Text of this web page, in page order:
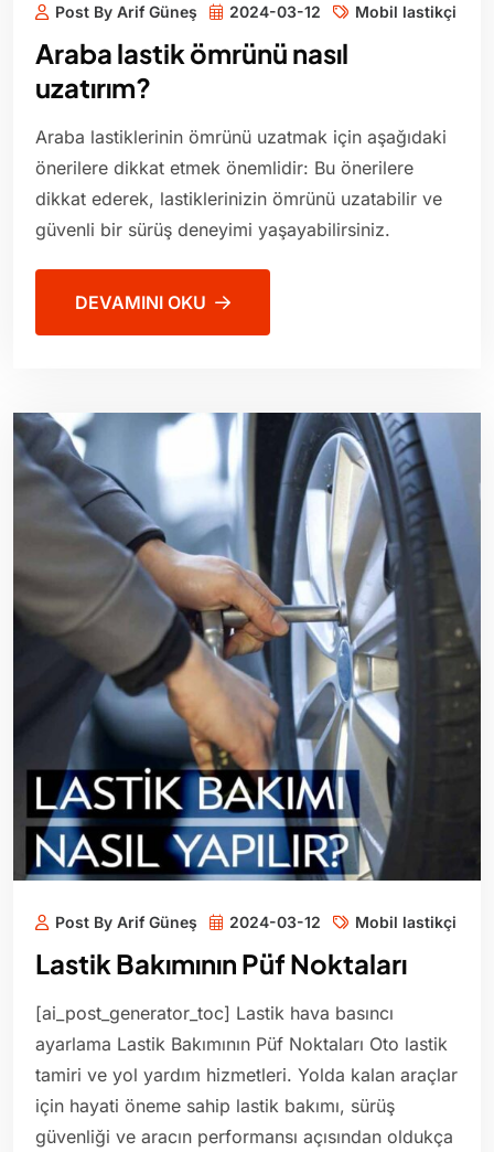
Post By Arif Güneş 2024-03-12 Mobil lastikçi
Araba lastik ömrünü nasıl
uzatırım?
Araba lastiklerinin ömrünü uzatmak için aşağıdaki
önerilere dikkat etmek önemlidir: Bu önerilere
dikkat ederek, lastiklerinizin ömrünü uzatabilir ve
güvenli bir sürüş deneyimi yaşayabilirsiniz.
DEVAMINI OKU
Post By Arif Güneş 2024-03-12 Mobil lastikçi
Lastik Bakımının Püf Noktaları
[ai_post_generator_toc] Lastik hava basıncı
ayarlama Lastik Bakımının Püf Noktaları Oto lastik
tamiri ve yol yardım hizmetleri. Yolda kalan araçlar
için hayati öneme sahip lastik bakımı, sürüş
güvenliği ve aracın performansı açısından oldukça